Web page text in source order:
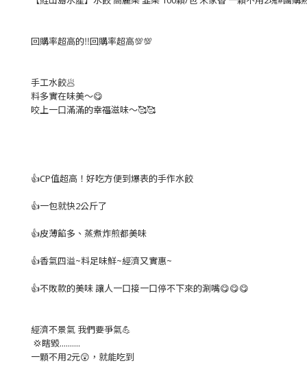
回購率超高的‼️回購率超高💯💯
手工水餃🥟
料多實在味美～😋
咬上一口滿滿的幸福滋味～🥰🥰
👍CP值超高！好吃方便到爆表的手作水餃
👍一包就快2公斤了
👍皮薄餡多、蒸煮炸煎都美味
👍香氣四溢~料足味鮮~經濟又實惠~
👍不敗款的美味 讓人一口接一口停不下來的涮嘴😋😋😋
經濟不景氣 我們要爭氣💪
💢瞎毀..........
一顆不用2元😲，就能吃到